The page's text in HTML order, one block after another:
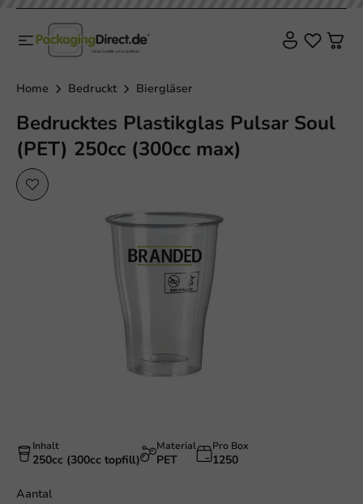
Home Bedruckt Biergläser
Bedrucktes Plastikglas Pulsar Soul
(PET) 250cc (300cc max)
Inhalt
250cc (300cc topfill)
Material
PET
Pro Box
1250
Aantal